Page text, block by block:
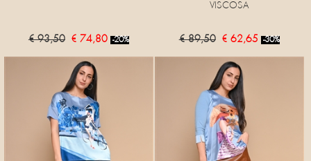
€ 93,50 € 74,80 -20%
VISCOSA
€ 89,50 € 62,65 -30%